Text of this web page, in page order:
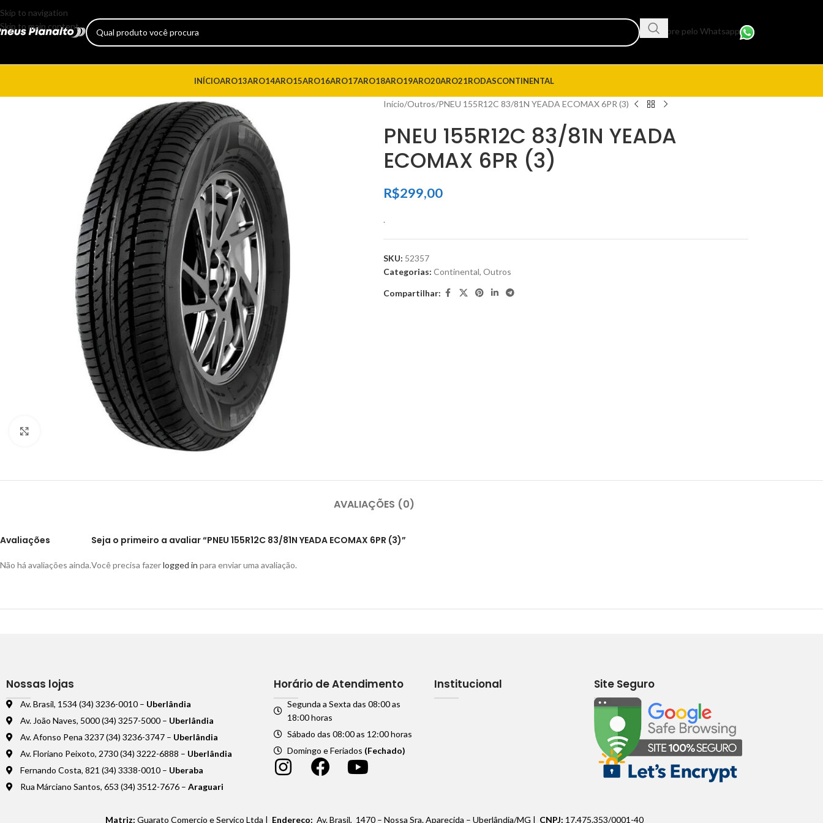
Skip to navigation
Skip to main content
Compre pelo Whatsapp
INÍCIOARO13ARO14ARO15ARO16ARO17ARO18ARO19ARO20ARO21RODASCONTINENTAL
Início Outros PNEU 155R12C 83/81N YEADA ECOMAX 6PR (3)
PNEU 155R12C 83/81N YEADA
ECOMAX 6PR (3)
R$299,00
.
SKU: 52357
Categorias: Continental, Outros
Compartilhar:
AVALIAÇÕES (0)
Avaliações
Não há avaliações ainda.
Seja o primeiro a avaliar “PNEU 155R12C 83/81N YEADA ECOMAX 6PR (3)”
Você precisa fazerlogged in para enviar uma avaliação.
Nossas lojas
Av. Brasil, 1534 (34) 3236-0010 – Uberlândia
Av. João Naves, 5000 (34) 3257-5000 – Uberlândia
Av. Afonso Pena 3237 (34) 3236-3747 – Uberlândia
Av. Floriano Peixoto, 2730 (34) 3222-6888 – Uberlândia
Fernando Costa, 821 (34) 3338-0010 – Uberaba
Rua Márciano Santos, 653 (34) 3512-7676 – Araguari
Horário de Atendimento
Segunda a Sexta das 08:00 as
18:00 horas
Sábado das 08:00 as 12:00 horas
Domingo e Feriados (Fechado)
Institucional Site Seguro
Matriz: Guarato Comercio e Serviço Ltda | Endereço: Av. Brasil, 1470 – Nossa Sra. Aparecida – Uberlândia/MG | CNPJ: 17.475.353/0001-40